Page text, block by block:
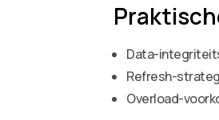
Data-
Refresh-
Overload-